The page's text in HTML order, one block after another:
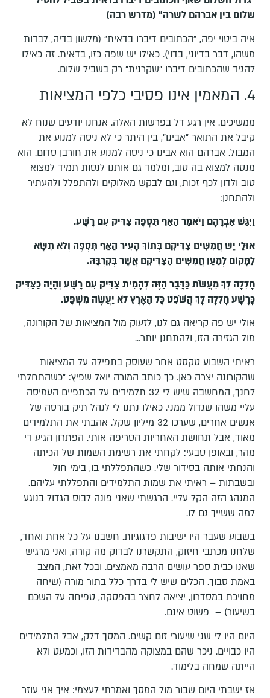
שלום בין אברהם לשרה" (מדרש רבה)
איה ביטוי יפה, "הכתובים דיברו בדאית" (מלשון בדיה, לבדות
משהו, דבר בדיוני, בדוי). כאילו יש שפה כזו, בדאית. זה כאילו
להגיד שהכתובים דיברו "שקרנית" רק בשביל שלום.
4. המאמין אינו פסיבי כלפי המציאות
ממשיכים. אין רגע דל בפרשות האלה. אנחנו יודעים שנוח לא
קיבל את התואר "אבינו", בין היתר כי לא ניסה למנוע את
המבול. אברהם הוא אבינו כי ניסה למנוע את חורבן סדום. הוא
מנסה למצוא בה טוב, ומלמד גם אותנו לנסות תמיד למצוא
טוב ולדון לכף זכות, וגם לבקש מאלוקים ולהתפלל ולהעתיר
ולהתחנן:
וַיִּגַּשׁ אַבְרָהָם וַיֹּאמַר הַאַף תִּסְפֶּה צַדִּיק עִם רָשָׁע.
אוּלַי יֵשׁ חֲמִשִּׁים צַדִּיקִם בְּתוֹךְ הָעִיר הַאַף תִּסְפֶּה וְלֹא תִשָּׂא
לַמָּקוֹם לְמַעַן חֲמִשִּׁים הַצַּדִּיקִם אֲשֶׁר בְּקִרְבָּהּ.
חָלִלָה לְּךָ מֵעֲשֹׂת כַּדָּבָר הַזֶּה לְהָמִית צַדִּיק עִם רָשָׁע וְהָיָה כַצַּדִּיק
כָּרָשָׁע חָלִלָה לָּךְ הֲשֹׁפֵט כָּל הָאָרֶץ לֹא יַעֲשֶׂה מִשְׁפָּט.
אולי יש פה קריאה גם לנו, לזעוק מול המציאות של הקורונה,
מול הגזירה הזו, ולהתחנן יותר...
ראיתי השבוע טקסט אחר שעוסק בתפילה על המציאות
שהקורונה יצרה כאן. כך כותב המורה יואל שפיץ: "כשהתחלתי
לחנך, המחשבה שיש לי 32 תלמידים על הכתפיים העמיסה
עליי משהו שגדול ממני. כאילו נתנו לי לנהל תיק בורסה של
אנשים אחרים, שערכו 32 מיליון שקל. אהבתי את התלמידים
מאוד, אבל תחושת האחריות הטריפה אותי. הפתרון הגיע די
מהר, ובאופן טבעי: לקחתי את רשימת השמות של הכיתה
והנחתי אותה בסידור שלי. כשהתפללתי בו, בימי חול
ובשבתות – ראיתי את שמות התלמידים והתפללתי עליהם.
המנהג הזה הקל עליי. הרגשתי שאני פונה לבוס הגדול בנוגע
למה ששייך גם לו.
בשבוע שעבר היו ישיבות פדגוגיות. חשבנו על כל אחת ואחד,
שלחנו מכתבי חיזוק, התקשרנו לבדוק מה קורה, ואני מרגיש
שאנו כבית ספר עושים הרבה מאמצים. ובכל זאת, המצב
באמת סבוך. הכלים שיש לי בדרך כלל בתור מורה (שיחה
מחויכת במסדרון, יציאה לחצר בהפסקה, טפיחה על השכם
בשיעור) – פשוט אינם.
היום היו לי שני שיעורי זום קשים. המסך דלק, אבל התלמידים
היו כבויים. ניכר שהם במצוקה מהבדידות הזו, וכמעט ולא
הייתה שמחה בלימוד.
אז ישבתי היום שבור מול המסך ואמרתי לעצמי: איך אני עוזר